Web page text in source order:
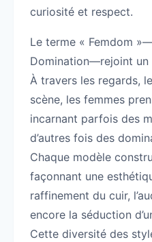
curiosité et respect.
Le terme « Femdom
Domination—rejoint
À travers les regards,
scène, les femmes
incarnant parfois des
d’autres fois des
Chaque modèle
façonnant une
raffinement du cuir,
encore la séduction
Cette diversité des